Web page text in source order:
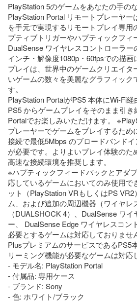
PlayStation 5のゲームをあなたの手のな
PlayStation Portal リモートプレーヤー
を手元で実現するリモートプレイ専用
プティブトリガーやハプティックフィ
DualSense ワイヤレスコントローラ
インチ・解像度1080p・60fpsでの描画
プレイは、世界中のゲームクリエイタ
いゲームの数々を美麗なグラフィック
す。
PlayStation PortalがPS5 本体にWi-Fi経
PS5 からゲームプレイをそのまま引き
Portalでお楽しみいただけます。
プレーヤーでゲームをプレイするため
接続で最低5Mbps のブロードバンド
が必要です。よりよいプレイ体験のた
高速な接続環境を推奨します。
※ハプティックフィードバックとアダ
応しているゲームにおいてのみ使用で
ット（PlayStation VRもしくはPS
ム、および追加の周辺機器（ワイヤレ
（DUALSHOCK 4）、DualSense ワ
ー、 DualSense Edge ワイヤレスコン
必要とするゲームは対応しておりませ
PlusプレミアムのサービスであるPS5
リーミング機能が必要なゲームは対応
- モデル名: PlayStation Portal
- 付属品: 専用ケース
- ブランド: Sony
- 色: ホワイト/ブラック